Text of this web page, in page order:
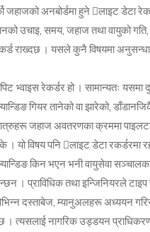
जहाजको अनबोर्डमा हुने लाइट डेटा
उचाइ, समय, जहाज तथा वायुको
राख्दछ । यसले कुनै विषयमा अनुसन्धान
रेकर्डर हो । सामान्यतः यसमा
गियर तानेको वा झारेको,
जहाज अवतरणका क्रममा
यो विषय पनि लाइट डेटा रकर्डरमा
किन भएन भनी वायुसेवा
। प्राविधिक तथा इन्जिनियरले टाइप
दस्ताबेज, म्यानुअलहरू अध्ययन
। त्यसलाई नागरिक उड्डयन